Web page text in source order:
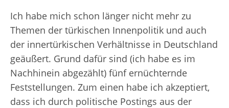
Ich habe mich schon länger nicht mehr zu
Themen der türkischen Innenpolitik und auch
der innertürkischen Verhältnisse in Deutschland
geäußert. Grund dafür sind (ich habe es im
Nachhinein abgezählt) fünf ernüchternde
Feststellungen. Zum einen habe ich akzeptiert,
dass ich durch politische Postings aus der